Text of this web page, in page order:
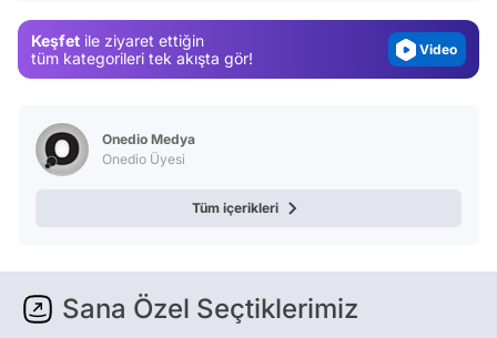
Keşfet ile ziyaret ettiğin
tüm kategorileri tek akışta gör!
Video
Onedio Medya
Onedio Üyesi
Tüm içerikleri
Sana Özel Seçtiklerimiz